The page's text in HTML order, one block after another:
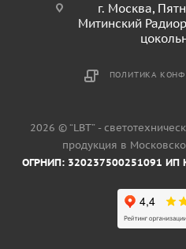
г. Москва,
Митинский
ПОЛИТИКА
2026 © “LBT” -
продукция в
ОГРНИП: 320237500251091 ИП